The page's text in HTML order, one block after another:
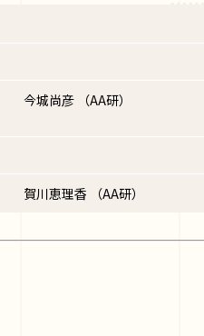
今城尚彦 （AA研）
賀川恵理香 （AA研）